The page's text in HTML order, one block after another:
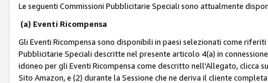
Le seguenti Commissioni Pubblicitarie Speciali sono attualmente
(a) Eventi Ricompensa
Gli Eventi Ricompensa sono disponibili in paesi selezionati come
Pubblicitarie Speciali descritte nel presente articolo 4(a) in
idoneo per gli Eventi Ricompensa come descritto nell'Allegato, clicca
Sito Amazon, e (2) durante la Sessione che ne deriva il cliente